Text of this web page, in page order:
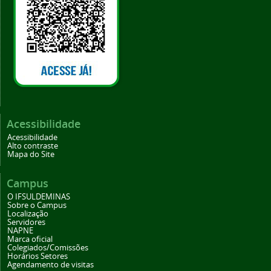
Acessibilidade
Acessibilidade
Alto contraste
Mapa do Site
Campus
O IFSULDEMINAS
Sobre o Campus
Localização
Servidores
NAPNE
Marca oficial
Colegiados/Comissões
Horários Setores
Agendamento de visitas